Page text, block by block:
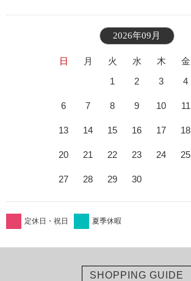
2026年09月
日 月 火 水 木 金
1
2 3 4
6 7 8 9 10 11
13 14 15 16 17 18
20 21 22 23 24 25
27 28 29 30
定休日・祝日 夏季休暇
SHOPPING GUIDE